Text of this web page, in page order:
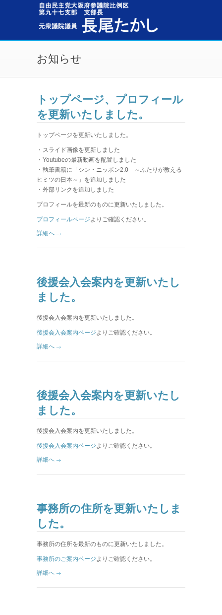
メインコンテンツに移動
お知らせ
トップページ、プロフィール
を更新いたしました。
トップページを更新いたしました。
・スライド画像を更新しました
・Youtubeの最新動画を配置しました
・執筆書籍に「シン・ニッポン2.0 ～ふたりが教える
ヒミツの日本～」を追加しました
・外部リンクを追加しました
プロフィールを最新のものに更新いたしました。
プロフィールページよりご確認ください。
詳細へ
後援会入会案内を更新いたし
ました。
後援会入会案内を更新いたしました。
後援会入会案内ページよりご確認ください。
詳細へ
後援会入会案内を更新いたし
ました。
後援会入会案内を更新いたしました。
後援会入会案内ページよりご確認ください。
詳細へ
事務所の住所を更新いたしま
した。
事務所の住所を最新のものに更新いたしました。
事務所のご案内ページよりご確認ください。
詳細へ